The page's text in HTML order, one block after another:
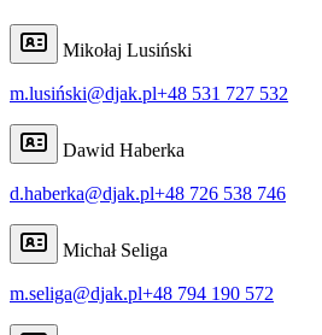
Mikołaj Lusiński
m.lusiński@djak.pl+48 531 727 532
Dawid Haberka
d.haberka@djak.pl+48 726 538 746
Michał Seliga
m.seliga@djak.pl+48 794 190 572